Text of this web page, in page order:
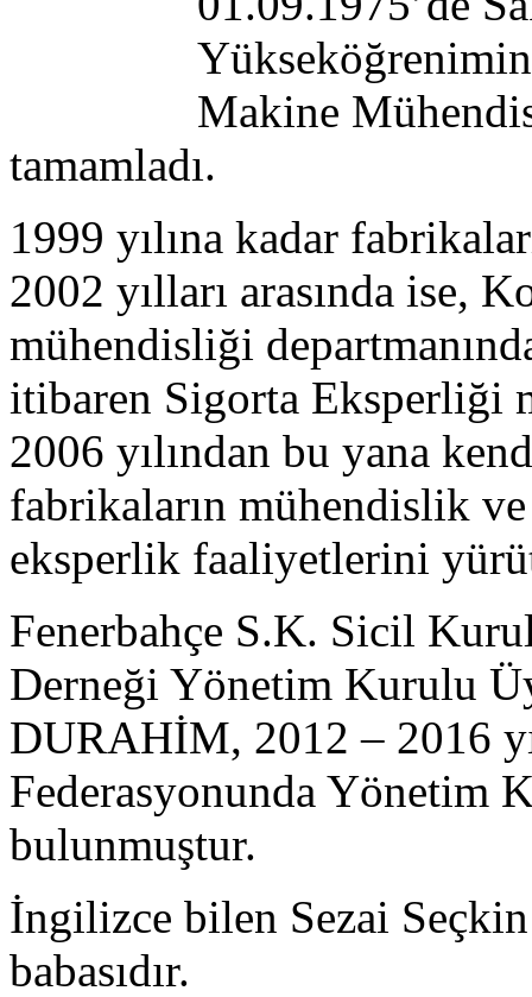
Makine
tamamladı.
1999 yılına kadar
2002 yılları arasında ise,
mühendisliği
itibaren Sigorta Eksperliği
2006 yılından bu yana
fabrikaların mühendislik ve
eksperlik faaliyetlerini
Fenerbahçe S.K. Sicil
Derneği Yönetim Kurulu
DURAHİM, 2012 – 2016
Federasyonunda Yönetim
bulunmuştur.
İngilizce bilen Sezai
babasıdır.